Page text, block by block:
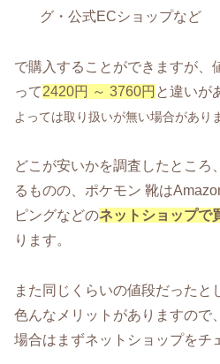
グ・公式ECショップなど
で購入することができますが、
って2420円 ～ 3760円 と違いが
よっては取り扱いが無い場合があり
どこが安いかを調査したところ
るものの、ポケモン 靴は
ピングなどのネットショップで
ります。
また同じくらいの値段だったと
色んなメリットがありますので
場合はまずネットショップをチ